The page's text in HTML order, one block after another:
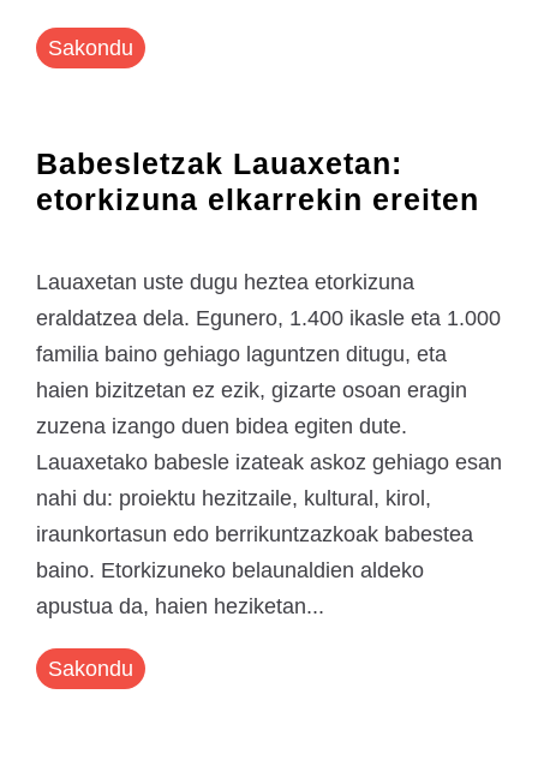
Sakondu
Babesletzak Lauaxetan:
etorkizuna elkarrekin ereiten
Lauaxetan uste dugu heztea etorkizuna
eraldatzea dela. Egunero, 1.400 ikasle eta 1.000
familia baino gehiago laguntzen ditugu, eta
haien bizitzetan ez ezik, gizarte osoan eragin
zuzena izango duen bidea egiten dute.
Lauaxetako babesle izateak askoz gehiago esan
nahi du: proiektu hezitzaile, kultural, kirol,
iraunkortasun edo berrikuntzazkoak babestea
baino. Etorkizuneko belaunaldien aldeko
apustua da, haien heziketan...
Sakondu